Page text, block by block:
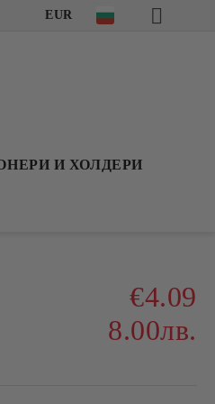
EUR
И ХОЛДЕРИ
€4.09
8.00лв.